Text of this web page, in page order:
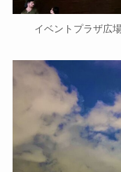
イベントプラザ広